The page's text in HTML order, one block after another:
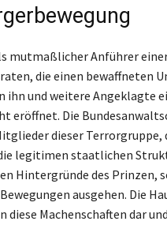
mutmaßlicher Anführer
die einen bewaffneten
ihn und weitere Angeklagte
eröffnet. Die
dieser Terrorgruppe,
legitimen staatlichen
Hintergründe des Prinzen,
ausgehen. Die
diese Machenschaften dar